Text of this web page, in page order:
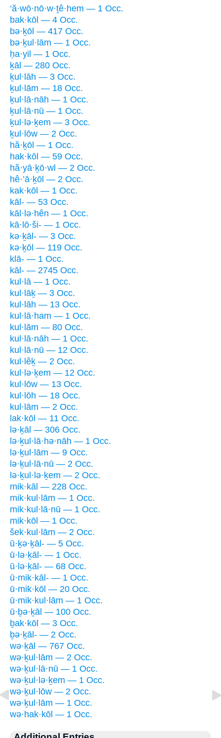
‘ă·wō·nō·w·ṯê·hem — 1 Occ.
bak·kōl — 4 Occ.
bə·ḵōl — 417 Occ.
bə·ḵul·lām — 1 Occ.
ḥa·yil — 1 Occ.
ḵāl — 280 Occ.
ḵul·lāh — 3 Occ.
ḵul·lām — 18 Occ.
ḵul·lā·nāh — 1 Occ.
ḵul·lā·nū — 1 Occ.
ḵul·lə·ḵem — 3 Occ.
ḵul·lōw — 2 Occ.
hă·ḵōl — 1 Occ.
hak·kōl — 59 Occ.
hă·yā·ḵō·wl — 2 Occ.
hê·’ā·ḵōl — 2 Occ.
kak·kōl — 1 Occ.
kāl- — 53 Occ.
kāl·lə·hên — 1 Occ.
kā·lō·ši- — 1 Occ.
kə·ḵāl- — 3 Occ.
kə·ḵōl — 119 Occ.
klā- — 1 Occ.
kāl- — 2745 Occ.
kul·lā — 1 Occ.
kul·lāḵ — 3 Occ.
kul·lāh — 13 Occ.
kul·lā·ham — 1 Occ.
kul·lām — 80 Occ.
kul·lā·nāh — 1 Occ.
kul·lā·nū — 12 Occ.
kul·lêḵ — 2 Occ.
kul·lə·ḵem — 12 Occ.
kul·lōw — 13 Occ.
kul·lōh — 18 Occ.
kul·lām — 2 Occ.
lak·kōl — 11 Occ.
lə·ḵāl — 306 Occ.
lə·ḵul·lā·hə·nāh — 1 Occ.
lə·ḵul·lām — 9 Occ.
lə·ḵul·lā·nū — 2 Occ.
lə·ḵul·lə·ḵem — 2 Occ.
mik·kāl — 228 Occ.
mik·kul·lām — 1 Occ.
mik·kul·lā·nū — 1 Occ.
mik·kōl — 1 Occ.
šek·kul·lām — 2 Occ.
ū·ḵə·ḵāl- — 5 Occ.
ū·lə·ḵāl- — 1 Occ.
ū·lə·ḵāl- — 68 Occ.
ū·mik·kāl- — 1 Occ.
ū·mik·kōl — 20 Occ.
ū·mik·kul·lām — 1 Occ.
ū·ḇə·ḵāl — 100 Occ.
ḇak·kōl — 3 Occ.
ḇə·ḵāl- — 2 Occ.
wə·ḵāl — 767 Occ.
wə·ḵul·lām — 2 Occ.
wə·ḵul·lā·nū — 1 Occ.
wə·ḵul·lə·ḵem — 1 Occ.
wə·ḵul·lōw — 2 Occ.
wə·ḵul·lām — 1 Occ.
wə·hak·kōl — 1 Occ.